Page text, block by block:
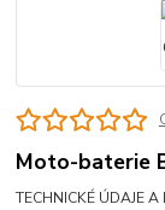
Moto-baterie
TECHNICKÉ ÚDAJE